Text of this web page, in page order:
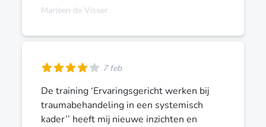
Marleen de Visser
7 feb
De training ‘Ervaringsgericht werken bij
traumabehandeling in een systemisch
kader’’ heeft mij nieuwe inzichten en